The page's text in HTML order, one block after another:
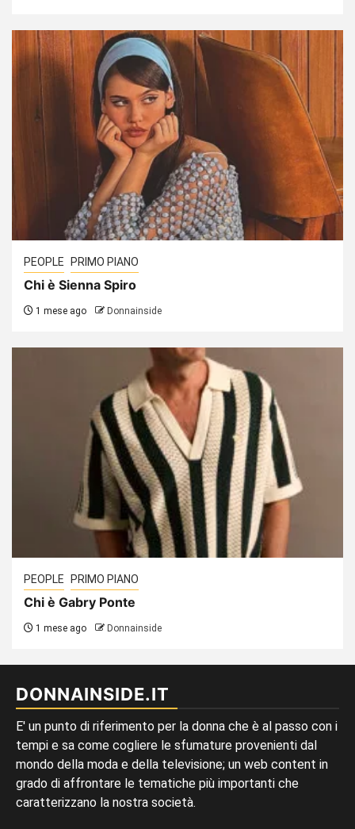
PEOPLE PRIMO PIANO
Chi è Sienna Spiro
1 mese ago Donnainside
PEOPLE PRIMO PIANO
Chi è Gabry Ponte
1 mese ago Donnainside
DONNAINSIDE.IT
E' un punto di riferimento per la donna che è al passo con i
tempi e sa come cogliere le sfumature provenienti dal
mondo della moda e della televisione; un web content in
grado di affrontare le tematiche più importanti che
caratterizzano la nostra società.